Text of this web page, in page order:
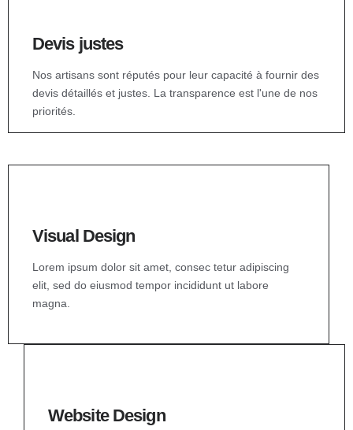
Devis justes
Nos artisans sont réputés pour leur capacité à fournir des
devis détaillés et justes. La transparence est l'une de nos
priorités.
Visual Design
Lorem ipsum dolor sit amet, consec tetur adipiscing
elit, sed do eiusmod tempor incididunt ut labore
magna.
Website Design